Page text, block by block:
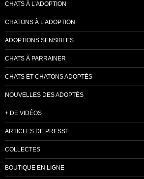
CHATS À L’ADOPTION
CHATONS À L’ADOPTION
ADOPTIONS SENSIBLES
CHATS À PARRAINER
CHATS ET CHATONS ADOPTÉS
NOUVELLES DES ADOPTÉS
+ DE VIDÉOS
ARTICLES DE PRESSE
COLLECTES
BOUTIQUE EN LIGNE